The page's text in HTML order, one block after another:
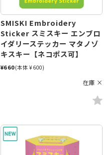
SMISKI Embroidery
Sticker スミスキー エンブロ
イダリーステッカー マタノゾ
キスキー【ネコポス可】
¥660(本体 ¥600)
在庫 ×